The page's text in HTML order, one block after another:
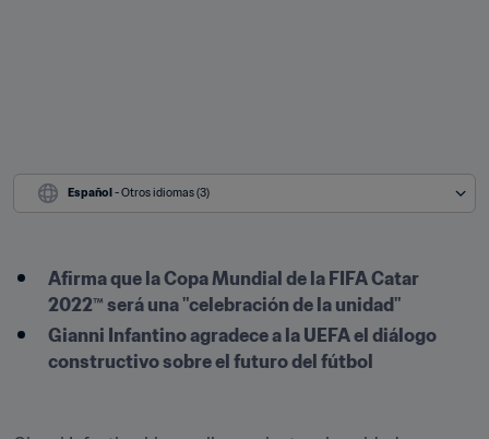
Español - Otros idiomas (3)
Afirma que la Copa Mundial de la FIFA Catar
2022™ será una "celebración de la unidad"
Gianni Infantino agradece a la UEFA el diálogo
constructivo sobre el futuro del fútbol